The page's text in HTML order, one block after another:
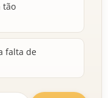
tão
falta de